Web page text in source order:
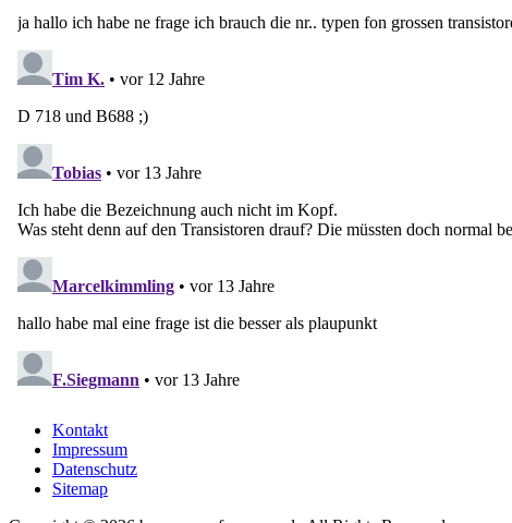
Kontakt
Impressum
Datenschutz
Sitemap